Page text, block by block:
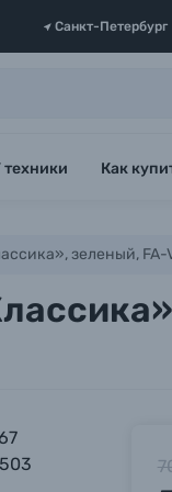
Санкт-Петербург
Как
зеленый,